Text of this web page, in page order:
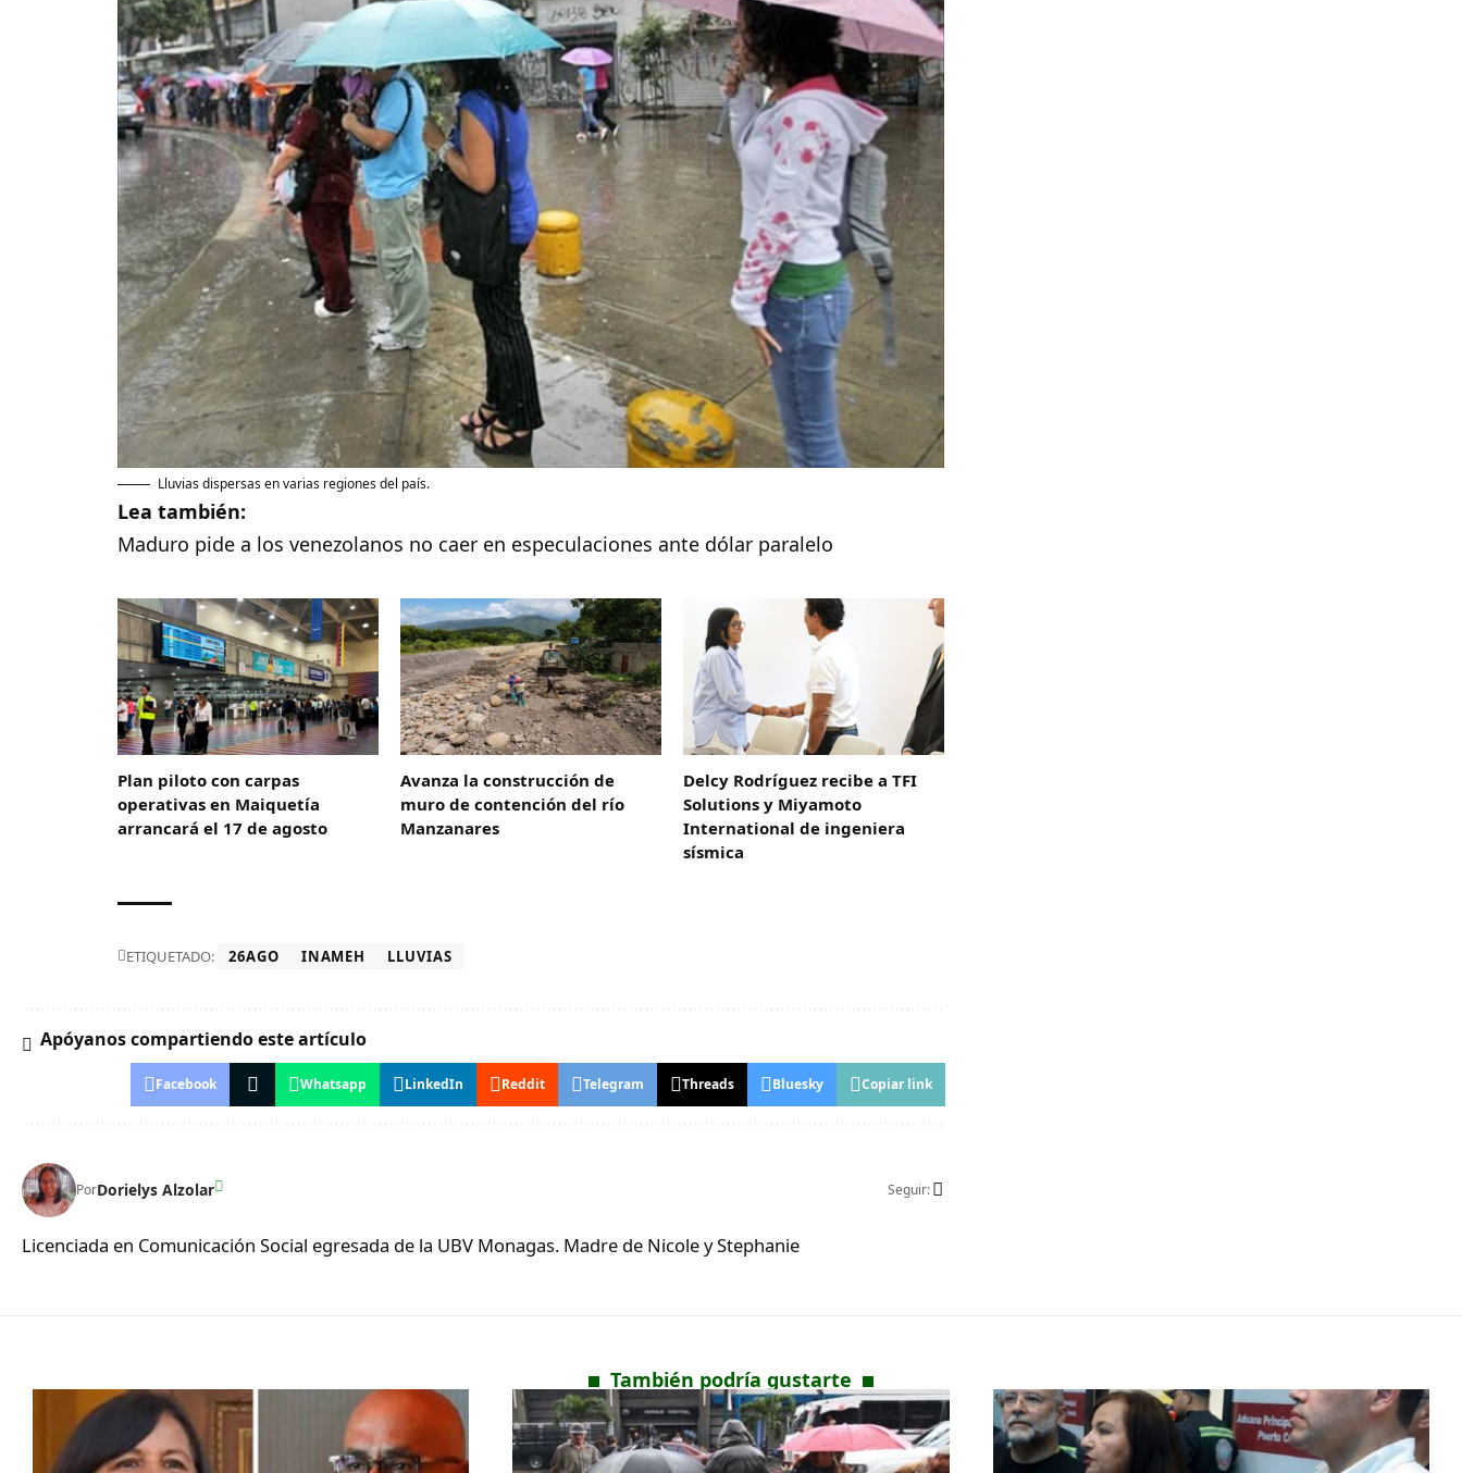
Lluvias dispersas en varias regiones del país.
Lea también:
Maduro pide a los venezolanos no caer en especulaciones ante dólar paralelo
Plan piloto con carpas
operativas en Maiquetía
arrancará el 17 de agosto
Avanza la construcción de
muro de contención del río
Manzanares
Delcy Rodríguez recibe a TFI
Solutions y Miyamoto
International de ingeniera
sísmica
ETIQUETADO: 26AGO INAMEH LLUVIAS
Apóyanos compartiendo este artículo
Facebook Whatsapp LinkedIn Reddit Telegram Threads Bluesky Copiar link
PorDorielys Alzolar Seguir:
Licenciada en Comunicación Social egresada de la UBV Monagas. Madre de Nicole y Stephanie
También podría gustarte